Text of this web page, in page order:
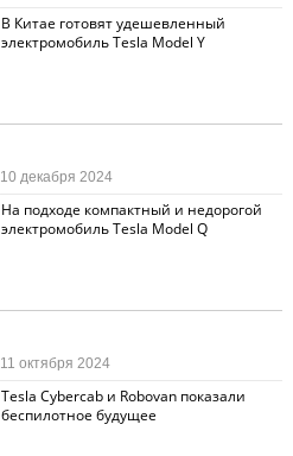
В Китае готовят удешевленный
электромобиль Tesla Model Y
На подходе компактный и недорогой
электромобиль Tesla Model Q
10 декабря 2024
Tesla Cybercab и Robovan показали
беспилотное будущее
11 октября 2024